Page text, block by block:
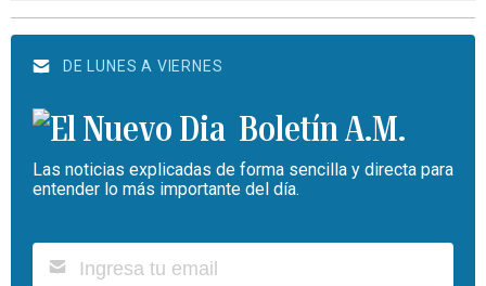
DE LUNES A VIERNES
Boletín A.M.
Las noticias explicadas de forma sencilla y directa para
entender lo más importante del día.